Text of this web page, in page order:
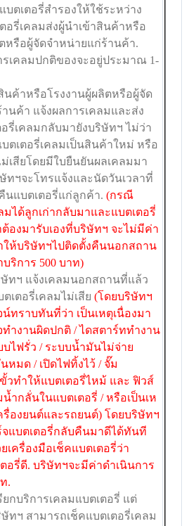
บตเตอรี่สำรองให้ใช้ระหว่าง
อรี่เคลมส่งผู้นำเข้าสินค้าหรือ
หรือผู้จัดจำหน่ายแก่ร้านค้า.
รเคลมปกติของจะอยู่ประมาณ 1-
นค้าหรือโรงงานผู้ผลิตหรือผู้จัด
นค้า แจ้งผลการเคลมและส่ง
รี่เคลมกลับมายังบริษัทฯ ไม่ว่า
ตเตอรี่เคลมเป็นสินค้าใหม่ หรือ
เสียโดยมีใบยืนยันผลเคลมมา
ทฯจะโทรแจ้งและนัดวันเวลาที่
นแบตเตอรี่แก่ลูกค้า.(กรณี
มได้ลูกเก่ากลับมาและแบตเตอรี่
ต้องมารับเองที่บริษัทฯ จะไม่มีค่า
ให้บริษัทฯไปติดตั้งคืนนอกสถาน
ริการ 500 บาท)
ทฯ แจ้งเคลมนอกสถานที่แล้ว
เตอรี่เคลมไม่เสีย(โดยบริษัทฯ
ทราบทันที่ว่า เป็นเหตุเนื่องมา
ทำงานผิดปกติ / ไดสตาร์ททำงาน
บไฟรั่ว / ระบบน้ำมันไม่จ่าย
หมด / เปิดไฟทิ้งไว้ / จั๊ม
วทำให้แบตเตอรี่ไหม้ และ ฟิวส์
ำกลั่นในแบตเตอรี่ / หรือเป็นเห
รื่องยนต์และรถยนต์) โดยบริษัทฯ
แบตเตอรี่กลับคืนมาดีได้ทันที
เครื่องมือเช็คแบตเตอรี่ว่า
อรี่ดี. บริษัทฯจะมีค่าดำเนินการ
.
กบริการเคลมแบตเตอรี่ แต่
ทฯ สามารถเช็คแบตเตอรี่เคลม